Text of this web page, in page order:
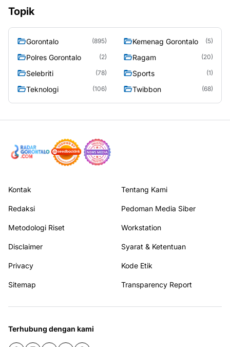
Topik
Gorontalo (895) Kemenag Gorontalo (5)
Polres Gorontalo (2) Ragam (20)
Selebriti (78) Sports (1)
Teknologi (106) Twibbon (68)
Kontak Tentang Kami
Redaksi Pedoman Media Siber
Metodologi Riset Workstation
Disclaimer Syarat & Ketentuan
Privacy Kode Etik
Sitemap Transparency Report
Terhubung dengan kami